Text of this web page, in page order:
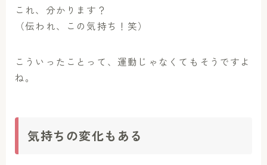
これ、分かります？
（伝われ、この気持ち！笑）
こういったことって、運動じゃなくてもそうですよ
ね。
気持ちの変化もある